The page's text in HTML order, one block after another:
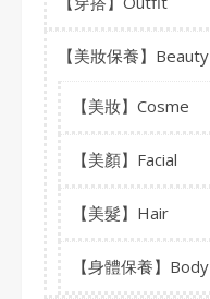
【美妝保養】Beauty
【美妝】Cosme
【美顏】Facial
【美髮】Hair
【身體保養】Body